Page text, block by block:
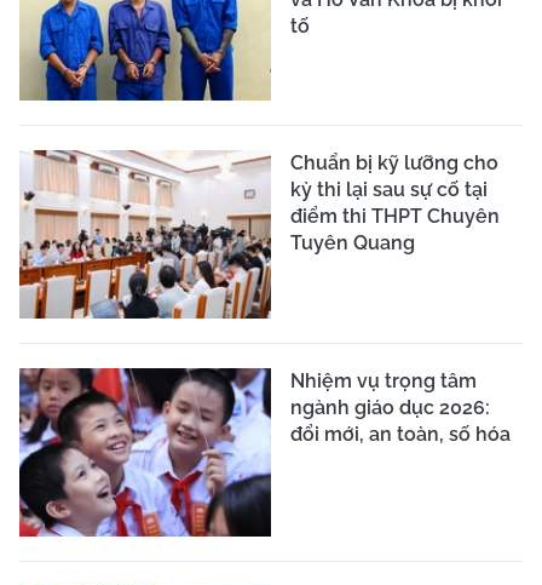
tố
Chuẩn bị kỹ lưỡng cho
kỳ thi lại sau sự cố tại
điểm thi THPT Chuyên
Tuyên Quang
Nhiệm vụ trọng tâm
ngành giáo dục 2026:
đổi mới, an toàn, số hóa